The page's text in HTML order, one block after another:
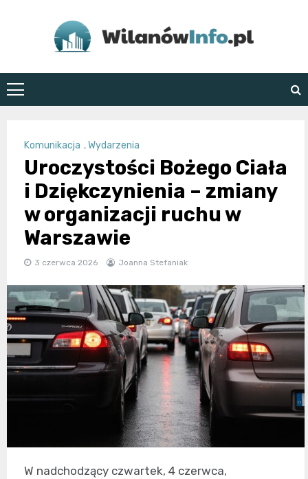
WilanówInfo.pl
Komunikacja ,Wydarzenia
Uroczystości Bożego Ciała
i Dziękczynienia – zmiany
w organizacji ruchu w
Warszawie
3 czerwca 2026 Joanna Stefaniak
W nadchodzący czwartek, 4 czerwca,